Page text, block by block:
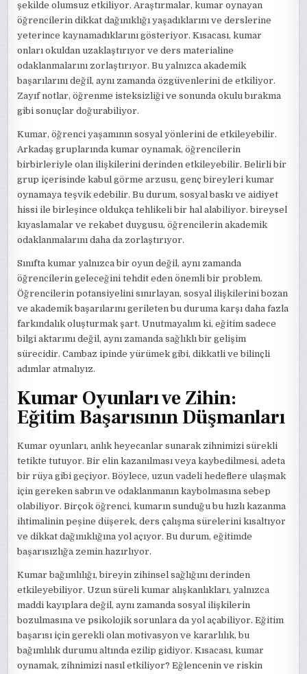
şekilde olumsuz etkiliyor. Araştırmalar, kumar oynayan
öğrencilerin dikkat dağınıklığı yaşadıklarını ve derslerine
yeterince kaynamadıklarını gösteriyor. Kısacası, kumar
onları okuldan uzaklaştırıyor ve ders materialine
odaklanmalarını zorlaştırıyor. Bu yalnızca akademik
başarılarını değil, aynı zamanda özgüvenlerini de etkiliyor.
Zayıf notlar, öğrenme isteksizliği ve sonunda okulu bırakma
gibi sonuçlar doğurabiliyor.
Kumar, öğrenci yaşamının sosyal yönlerini de etkileyebilir.
Arkadaş gruplarında kumar oynamak, öğrencilerin
birbirleriyle olan ilişkilerini derinden etkileyebilir. Belirli bir
grup içerisinde kabul görme arzusu, genç bireyleri kumar
oynamaya teşvik edebilir. Bu durum, sosyal baskı ve aidiyet
hissi ile birleşince oldukça tehlikeli bir hal alabiliyor. bireysel
kıyaslamalar ve rekabet duygusu, öğrencilerin akademik
odaklanmalarını daha da zorlaştırıyor.
Sınıfta kumar yalnızca bir oyun değil, aynı zamanda
öğrencilerin geleceğini tehdit eden önemli bir problem.
Öğrencilerin potansiyelini sınırlayan, sosyal ilişkilerini bozan
ve akademik başarılarını gerileten bu duruma karşı daha fazla
farkındalık oluşturmak şart. Unutmayalım ki, eğitim sadece
bilgi aktarımı değil, aynı zamanda sağlıklı bir gelişim
sürecidir. Cambaz ipinde yürümek gibi, dikkatli ve bilinçli
adımlar atmalıyız.
Kumar Oyunları ve Zihin:
Eğitim Başarısının Düşmanları
Kumar oyunları, anlık heyecanlar sunarak zihnimizi sürekli
tetikte tutuyor. Bir elin kazanılması veya kaybedilmesi, adeta
bir rüya gibi geçiyor. Böylece, uzun vadeli hedeflere ulaşmak
için gereken sabrın ve odaklanmanın kaybolmasına sebep
olabiliyor. Birçok öğrenci, kumarın sunduğu bu hızlı kazanma
ihtimalinin peşine düşerek, ders çalışma sürelerini kısaltıyor
ve dikkat dağınıklığına yol açıyor. Bu durum, eğitimde
başarısızlığa zemin hazırlıyor.
Kumar bağımlılığı, bireyin zihinsel sağlığını derinden
etkileyebiliyor. Uzun süreli kumar alışkanlıkları, yalnızca
maddi kayıplara değil, aynı zamanda sosyal ilişkilerin
bozulmasına ve psikolojik sorunlara da yol açabiliyor. Eğitim
başarısı için gerekli olan motivasyon ve kararlılık, bu
bağımlılık durumu altında ezilip gidiyor. Kısacası, kumar
oynamak, zihnimizi nasıl etkiliyor? Eğlencenin ve riskin